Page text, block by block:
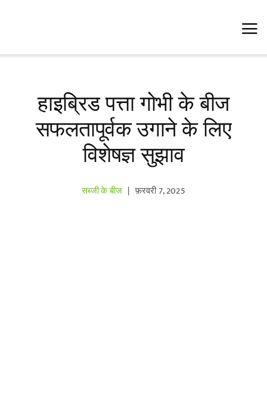
हाइब्रिड पत्ता गोभी के बीज
सफलतापूर्वक उगाने के लिए
विशेषज्ञ सुझाव
सब्जी के बीज | फ़रवरी 7, 2025